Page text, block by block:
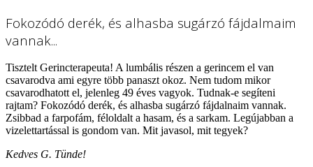
Fokozódó derék, és alhasba sugárzó fájdalmaim
vannak...
Tisztelt Gerincterapeuta! A lumbális részen a gerincem el van
csavarodva ami egyre több panaszt okoz. Nem tudom mikor
csavarodhatott el, jelenleg 49 éves vagyok. Tudnak-e segíteni
rajtam? Fokozódó derék, és alhasba sugárzó fájdalnaim vannak.
Zsibbad a farpofám, féloldalt a hasam, és a sarkam. Legújabban a
vizelettartással is gondom van. Mit javasol, mit tegyek?
Kedves G. Tünde!